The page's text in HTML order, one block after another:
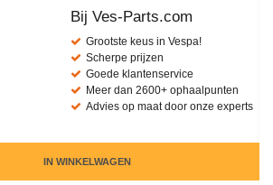
Bij Ves-Parts.com
Grootste keus in Vespa!
Scherpe prijzen
Goede klantenservice
Meer dan 2600+ ophaalpunten
Advies op maat door onze experts
IN WINKELWAGEN